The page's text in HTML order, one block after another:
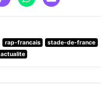
rap-francais
stade-de-france
actualite